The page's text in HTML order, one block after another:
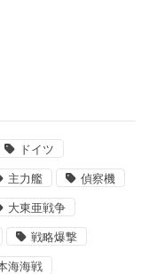
ドイツ
主力艦 偵察機
大東亜戦争
戦略爆撃
海海戦